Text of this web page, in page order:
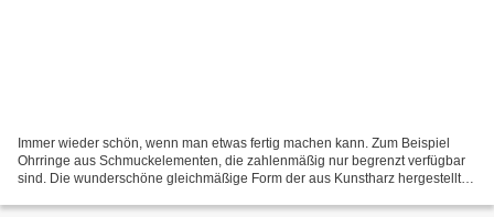
Immer wieder schön, wenn man etwas fertig machen kann. Zum Beispiel
Ohrringe aus Schmuckelementen, die zahlenmäßig nur begrenzt verfügbar
sind. Die wunderschöne gleichmäßige Form der aus Kunstharz hergestellten